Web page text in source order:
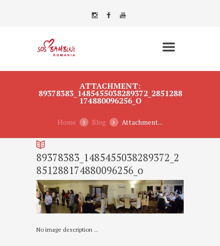
ATTACHMENT:
89378383_1485455038289372_2851288
174880096256_O
Home Blog Attachment...
89378383_1485455038289372_2
851288174880096256_o
No image description ...